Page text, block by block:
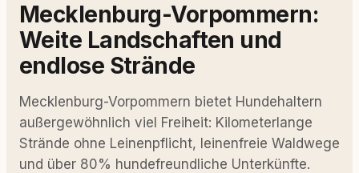
Mecklenburg-Vorpommern:
Weite Landschaften und
endlose Strände
Mecklenburg-Vorpommern bietet Hundehaltern
außergewöhnlich viel Freiheit: Kilometerlange
Strände ohne Leinenpflicht, leinenfreie Waldwege
und über 80% hundefreundliche Unterkünfte.